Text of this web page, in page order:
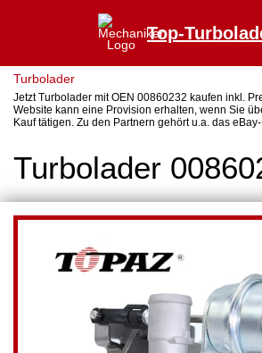
Top-
Turbolader
Jetzt Turbolader mit OEN 00860232 kaufen inkl.
Website kann eine Provision erhalten, wenn Sie
Kauf tätigen. Zu den Partnern gehört u.a. das
Turbolader